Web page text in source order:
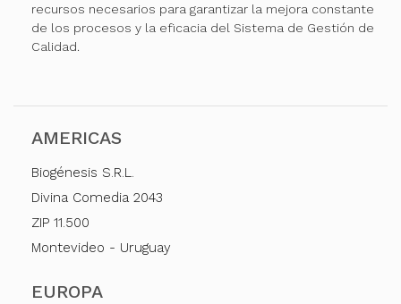
recursos necesarios para garantizar la mejora constante
de los procesos y la eficacia del Sistema de Gestión de
Calidad.
AMERICAS
Biogénesis S.R.L.
Divina Comedia 2043
ZIP 11.500
Montevideo - Uruguay
EUROPA